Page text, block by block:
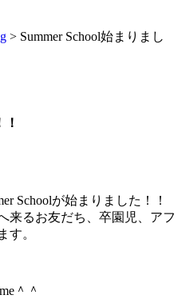
> Summer School始まりまし
Schoolが始まりました！！
来るお友だち、卒園児、アフ
す。
＾＾